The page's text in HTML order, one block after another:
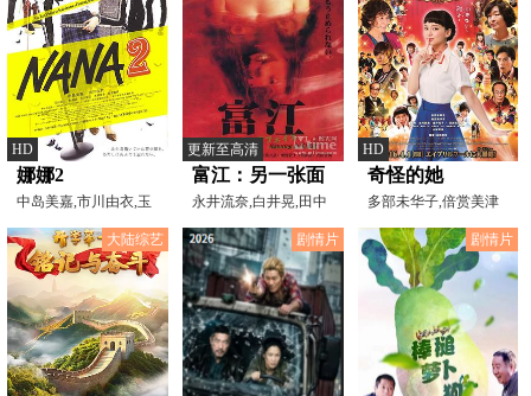
HD
娜娜2
中岛美嘉,市川由衣,玉
山铁二,姜畅雄,成宫宽
更新至高清
富江：另一张面
孔
永井流奈,白井晃,田中
千絵,金子统昭,奥野敦
HD
奇怪的她
多部未华子,倍赏美津
子,小林聪美,要润,北村
大陆综艺
剧情片 剧情片